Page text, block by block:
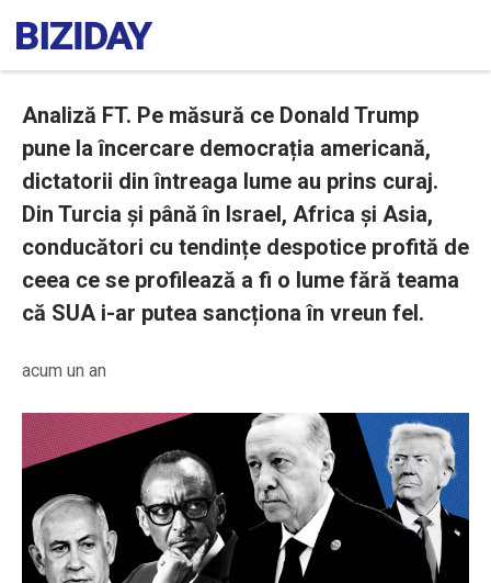
Analiză FT. Pe măsură ce Donald Trump
pune la încercare democrația americană,
dictatorii din întreaga lume au prins curaj.
Din Turcia și până în Israel, Africa și Asia,
conducători cu tendințe despotice profită de
ceea ce se profilează a fi o lume fără teama
că SUA i-ar putea sancționa în vreun fel.
acum un an